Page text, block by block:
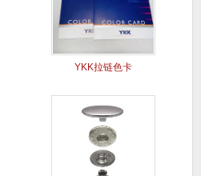
YKK拉链色卡